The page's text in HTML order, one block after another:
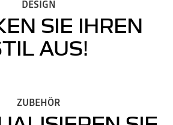
DESIGN
SIE IHREN
AUS!
ZUBEHÖR